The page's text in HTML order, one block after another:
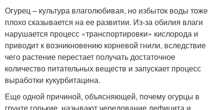
Огурец – культура влаголюбивая, но избыток воды тоже
плохо сказывается на ее развитии. Из-за обилия влаги
нарушается процесс «транспортировки» кислорода и
приводит к возникновению корневой гнили, вследствие
чего растение перестает получать достаточное
количество питательных веществ и запускает процесс
выработки кукурбитацина.
Еще одной причиной, объясняющей, почему огурцы в